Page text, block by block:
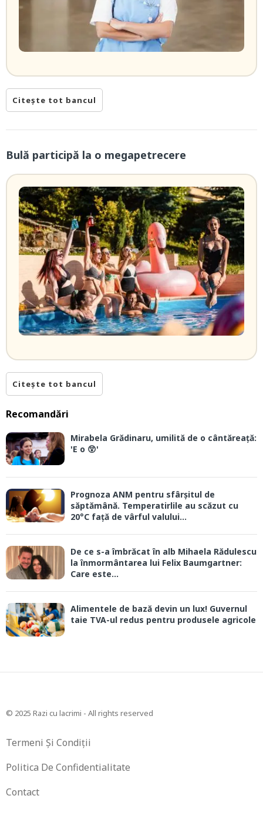
Citește tot bancul
Bulă participă la o megapetrecere
Citește tot bancul
Recomandări
Mirabela Grădinaru, umilită de o cântăreață:
'E o 😲'
Prognoza ANM pentru sfârșitul de
săptămână. Temperatirlile au scăzut cu
20°C față de vârful valului...
De ce s-a îmbrăcat în alb Mihaela Rădulescu
la înmormântarea lui Felix Baumgartner:
Care este...
Alimentele de bază devin un lux! Guvernul
taie TVA-ul redus pentru produsele agricole
© 2025 Razi cu lacrimi - All rights reserved
Termeni Și Condiții
Politica De Confidentialitate
Contact